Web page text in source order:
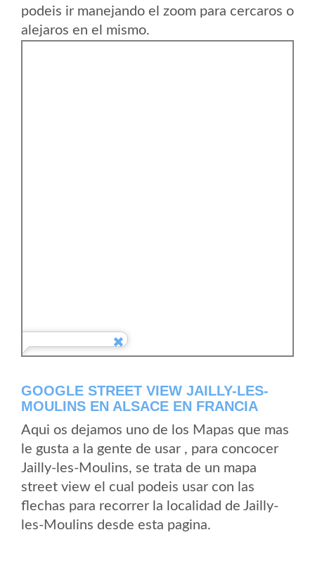
podeis ir manejando el zoom para cercaros o
alejaros en el mismo.
GOOGLE STREET VIEW JAILLY-LES-
MOULINS EN ALSACE EN FRANCIA
Aqui os dejamos uno de los Mapas que mas
le gusta a la gente de usar , para concocer
Jailly-les-Moulins, se trata de un mapa
street view el cual podeis usar con las
flechas para recorrer la localidad de Jailly-
les-Moulins desde esta pagina.